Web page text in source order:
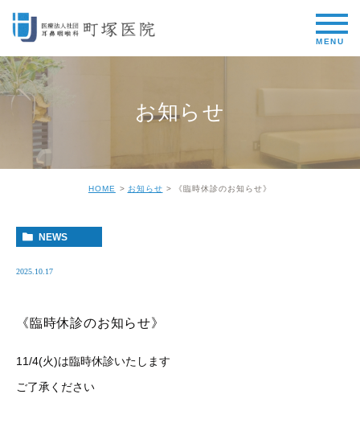
お知らせ
HOME お知らせ 《臨時休診のお知らせ》
NEWS
2025.10.17
《臨時休診のお知らせ》
11/4(火)は臨時休診いたします
ご了承ください